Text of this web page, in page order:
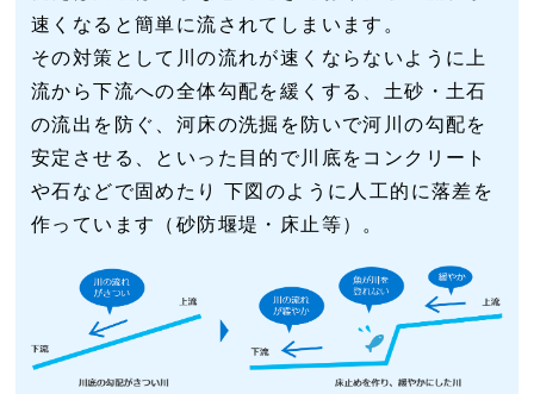
速くなると簡単に流されてしまいます。
その対策として川の流れが速くならないように上
流から下流への全体勾配を緩くする、土砂・土石
の流出を防ぐ、河床の洗掘を防いで河川の勾配を
安定させる、といった目的で川底をコンクリート
や石などで固めたり 下図のように人工的に落差を
作っています（砂防堰堤・床止等）。